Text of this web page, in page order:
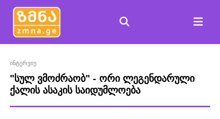
ინტერვიუ
"სულ ვმოძრაობ" - ორი ლეგენდარული
ქალის ასაკის საიდუმლოება